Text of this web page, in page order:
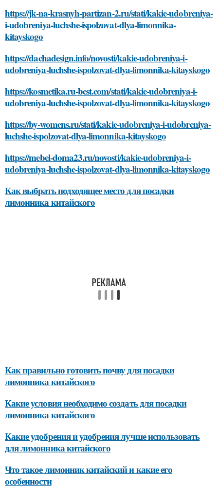
https://jk-na-krasnyh-partizan-2.ru/stati/kakie-udobreniya-
i-udobreniya-luchshe-ispolzovat-dlya-limonnika-
kitayskogo
https://dachadesign.info/novosti/kakie-udobreniya-i-
udobreniya-luchshe-ispolzovat-dlya-limonnika-kitayskogo
https://kosmetika.ru-best.com/stati/kakie-udobreniya-i-
udobreniya-luchshe-ispolzovat-dlya-limonnika-kitayskogo
https://by-womens.ru/stati/kakie-udobreniya-i-udobreniya-
luchshe-ispolzovat-dlya-limonnika-kitayskogo
https://mebel-doma23.ru/novosti/kakie-udobreniya-i-
udobreniya-luchshe-ispolzovat-dlya-limonnika-kitayskogo
Как выбрать подходящее место для посадки
лимонника китайского
Как правильно готовить почву для посадки
лимонника китайского
Какие условия необходимо создать для посадки
лимонника китайского
Какие удобрения и удобрения лучше использовать
для лимонника китайского
Что такое лимонник китайский и какие его
особенности